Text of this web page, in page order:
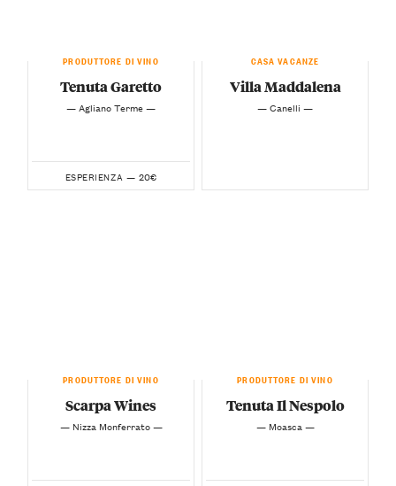
PRODUTTORE DI VINO
Tenuta Garetto
— Agliano Terme —
ESPERIENZA — 20€
CASA VACANZE
Villa Maddalena
— Canelli —
PRODUTTORE DI VINO
Scarpa Wines
— Nizza Monferrato —
PRODUTTORE DI VINO
Tenuta Il Nespolo
— Moasca —